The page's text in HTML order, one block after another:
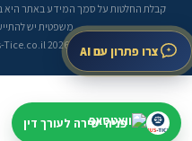
קבלת החלטות על סמך המידע באתר
משפטית יש
© 2026 Jus-Tice.co.il. כל הזכויות שמורות.
צרו פתרון עם AI
פניה ישירה לעורך דין